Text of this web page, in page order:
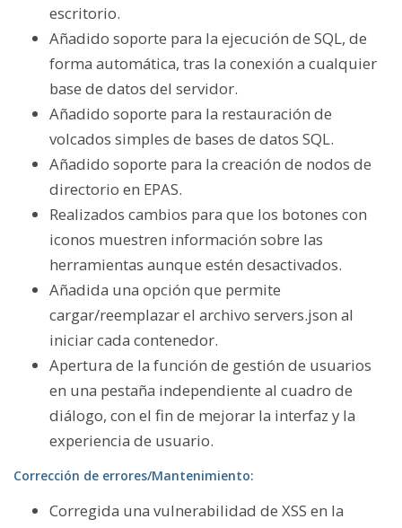
escritorio.
Añadido soporte para la ejecución de SQL, de
forma automática, tras la conexión a cualquier
base de datos del servidor.
Añadido soporte para la restauración de
volcados simples de bases de datos SQL.
Añadido soporte para la creación de nodos de
directorio en EPAS.
Realizados cambios para que los botones con
iconos muestren información sobre las
herramientas aunque estén desactivados.
Añadida una opción que permite
cargar/reemplazar el archivo servers.json al
iniciar cada contenedor.
Apertura de la función de gestión de usuarios
en una pestaña independiente al cuadro de
diálogo, con el fin de mejorar la interfaz y la
experiencia de usuario.
Corrección de errores/Mantenimiento:
Corregida una vulnerabilidad de XSS en la